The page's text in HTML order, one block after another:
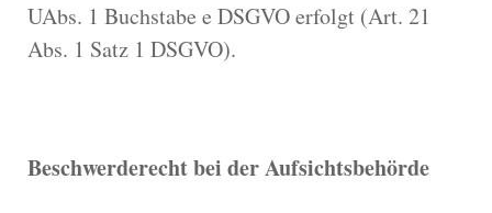
UAbs. 1 Buchstabe e DSGVO erfolgt (Art. 21
Abs. 1 Satz 1 DSGVO).
Beschwerderecht bei der Aufsichtsbehörde